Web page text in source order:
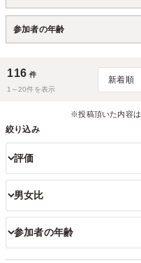
参加者の年齢
116 件
1～20件を表示
※投稿頂いた内容は
絞り込み
評価
男女比
参加者の年齢